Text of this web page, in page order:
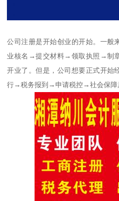
公司注册是开始创业的开始。一般
业核名→提交材料→领取执照→制
开业了。但是，公司想要正式开始
行→税务报到→申请税控→社会保障